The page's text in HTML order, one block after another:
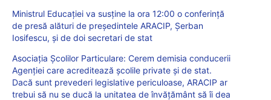
Ministrul Educației va susține la ora 12:00 o conferință
de presă alături de președintele ARACIP, Șerban
Iosifescu, și de doi secretari de stat
Asociația Școlilor Particulare: Cerem demisia conducerii
Agenției care acreditează școlile private și de stat.
Dacă sunt prevederi legislative periculoase, ARACIP ar
trebui să nu se ducă la unitatea de învățământ să îi dea